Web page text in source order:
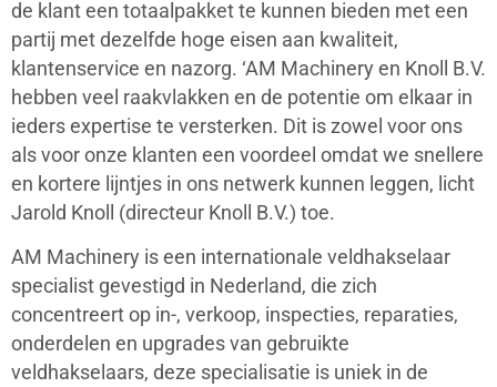
de klant een totaalpakket te kunnen bieden met een
partij met dezelfde hoge eisen aan kwaliteit,
klantenservice en nazorg. ‘AM Machinery en Knoll B.V.
hebben veel raakvlakken en de potentie om elkaar in
ieders expertise te versterken. Dit is zowel voor ons
als voor onze klanten een voordeel omdat we snellere
en kortere lijntjes in ons netwerk kunnen leggen, licht
Jarold Knoll (directeur Knoll B.V.) toe.
AM Machinery is een internationale veldhakselaar
specialist gevestigd in Nederland, die zich
concentreert op in-, verkoop, inspecties, reparaties,
onderdelen en upgrades van gebruikte
veldhakselaars, deze specialisatie is uniek in de